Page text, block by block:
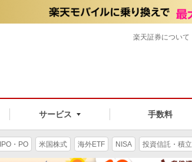
サービス 手数料
楽天証券について
IPO・PO 米国株式 海外ETF NISA 投資信託・積立